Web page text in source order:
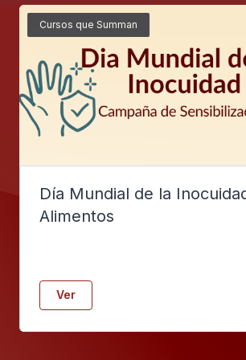
Cursos que Summan
Día Mundial de la
Alimentos
Ver